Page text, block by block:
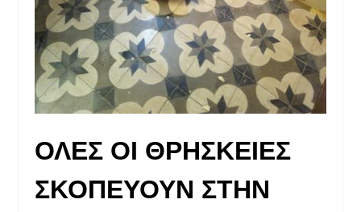
ΟΛΕΣ ΟΙ ΘΡΗΣΚΕΙΕΣ
ΣΚΟΠΕΥΟΥΝ ΣΤΗΝ